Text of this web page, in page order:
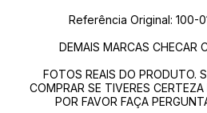
Referência Original: 100-
DEMAIS MARCAS CHECAR
FOTOS REAIS DO PRODUTO.
COMPRAR SE TIVERES
POR FAVOR FAÇA